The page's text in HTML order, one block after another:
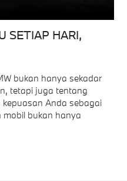
SETIAP HARI,
bukan hanya sekadar
tetapi juga tentang
Anda sebagai
mobil bukan hanya